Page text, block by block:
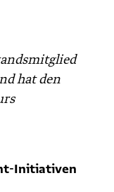
hat den
Initiativen